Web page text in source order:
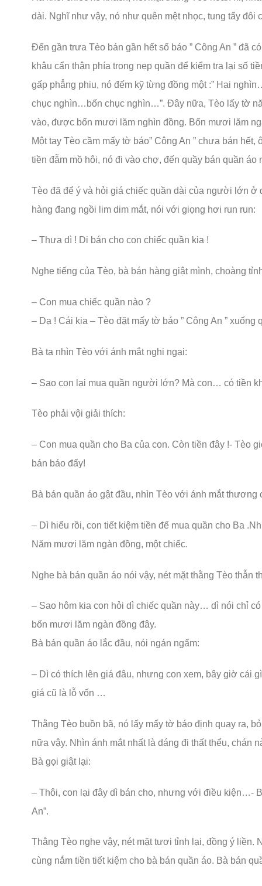
dài. Nghĩ như vậy, nó như quên mệt nhọc, tung tẩy đôi
Đến gần trưa Tèo bán gần hết số báo ” Công An ” đã
khâu cẩn thận phía trong nẹp quần để kiểm tra lại số
gấp phẳng phiu, nó đếm kỹ từng đồng một :” Hai
chục nghìn…bốn chục nghìn…”. Đây nữa, Tèo lấy tờ
vào, được bốn mươi lăm nghìn đồng. Bốn mươi lăm
Một tay Tèo cầm mấy tờ báo” Công An ” chưa bán
tiền đẫm mồ hôi, nó đi vào chợ, đến quầy bán quần áo
Tèo đã để ý và hỏi giá chiếc quần dài của người lớn
hàng đang ngồi lim dim mắt, nói với giọng hơi run run:
– Thưa dì ! Di bán cho con chiếc quần kia !
Nghe tiếng của Tèo, bà bán hàng giật mình, choàng
– Con mua chiếc quần nào ?
– Dạ ! Cái kia – Tèo đặt mấy tờ báo ” Công An ” xuống
Bà ta nhìn Tèo với ánh mắt nghi ngại:
– Sao con lại mua quần người lớn? Mà con… có tiền
Tèo phải vội giải thích:
– Con mua quần cho Ba của con. Còn tiền đây !- Tèo
bán báo đấy!
Bà bán quần áo gật đầu, nhìn Tèo với ánh mắt thương
– Dì hiểu rồi, con tiết kiệm tiền để mua quần cho Ba
Năm mươi lăm ngàn đồng, một chiếc.
Nghe bà bán quần áo nói vậy, nét mặt thằng Tèo thẫn
– Sao hôm kia con hỏi dì chiếc quần này… dì nói chỉ
bốn mươi lăm ngàn đồng đây.
Bà bán quần áo lắc đầu, nói ngán ngẩm:
– Dì có thích lên giá đâu, nhưng con xem, bây giờ cái
giá cũ là lỗ vốn …
Thằng Tèo buồn bã, nó lấy mấy tờ báo định quay ra,
nữa vậy. Nhìn ánh mắt nhất là dáng đi thất thểu, chán
Bà gọi giật lại:
– Thôi, con lại đây dì bán cho, nhưng với điều kiện…-
An”.
Thằng Tèo nghe vậy, nét mặt tươi tỉnh lại, đồng ý liền.
cùng nắm tiền tiết kiệm cho bà bán quần áo. Bà bán